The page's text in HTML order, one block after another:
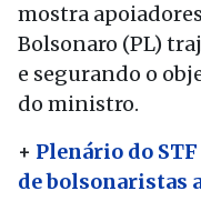
mostra
Bolsonaro (PL)
e segurando o
do ministro.
+ Plenário do
de bolsonaristas